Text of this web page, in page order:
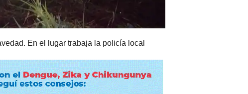
En el lugar trabaja la policía local